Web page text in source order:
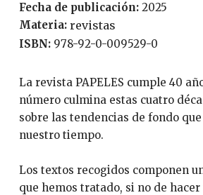
Fecha de publicación:
2025
Materia: revistas
ISBN: 978-92-0-009529-0
La revista PAPELES cumple 40 años, por ello este
número culmina estas cuatro
sobre las tendencias de fondo
nuestro tiempo.
Los textos recogidos componen
que hemos tratado, si no de hacer